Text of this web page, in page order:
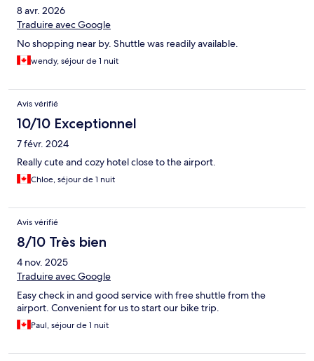
8 avr. 2026
Traduire avec Google
No shopping near by. Shuttle was readily available.
wendy, séjour de 1 nuit
Avis vérifié
10/10 Exceptionnel
7 févr. 2024
Really cute and cozy hotel close to the airport.
Chloe, séjour de 1 nuit
Avis vérifié
8/10 Très bien
4 nov. 2025
Traduire avec Google
Easy check in and good service with free shuttle from the
airport. Convenient for us to start our bike trip.
Paul, séjour de 1 nuit